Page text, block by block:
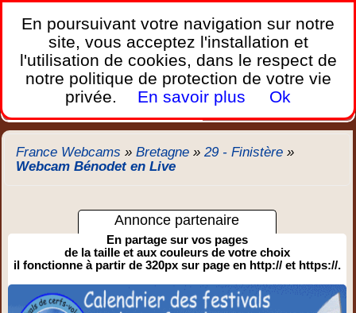
France Webcams,
Les webcams sur mobiles, portables et PC.
Home Bretagne Corse Plages Ports Montagnes
Trafic Chercher New
France Webcams »Bretagne »29 - Finistère »
Webcam Bénodet en Live
Annonce partenaire
En partage sur vos pages
de la taille et aux couleurs de votre choix
il fonctionne à partir de 320px sur page en http:// et https://.
En poursuivant votre navigation sur notre
site, vous acceptez l'installation et
l'utilisation de cookies, dans le respect de
notre politique de protection de votre vie
privée.
En savoir plus Ok